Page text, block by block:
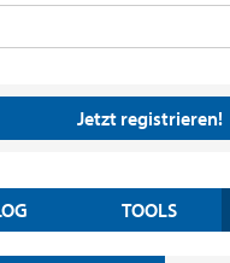
Jetzt registrieren!
TOOLS